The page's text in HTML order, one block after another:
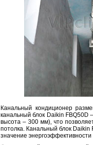
Канальный кондиционер
канальный блок Daikin FBQ50D
высота – 300 мм), что
потолка. Канальный блок
значение энергоэффективности